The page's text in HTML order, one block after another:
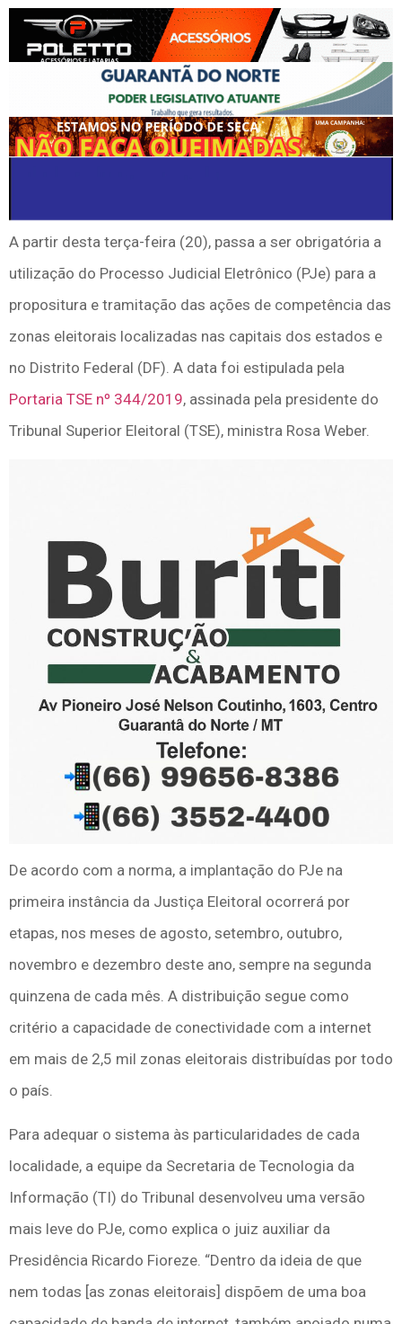
A partir desta terça-feira (20), passa a ser obrigatória a
utilização do Processo Judicial Eletrônico (PJe) para a
propositura e tramitação das ações de competência das
zonas eleitorais localizadas nas capitais dos estados e
no Distrito Federal (DF). A data foi estipulada pela
Portaria TSE nº 344/2019, assinada pela presidente do
Tribunal Superior Eleitoral (TSE), ministra Rosa Weber.
De acordo com a norma, a implantação do PJe na
primeira instância da Justiça Eleitoral ocorrerá por
etapas, nos meses de agosto, setembro, outubro,
novembro e dezembro deste ano, sempre na segunda
quinzena de cada mês. A distribuição segue como
critério a capacidade de conectividade com a internet
em mais de 2,5 mil zonas eleitorais distribuídas por todo
o país.
Para adequar o sistema às particularidades de cada
localidade, a equipe da Secretaria de Tecnologia da
Informação (TI) do Tribunal desenvolveu uma versão
mais leve do PJe, como explica o juiz auxiliar da
Presidência Ricardo Fioreze. “Dentro da ideia de que
nem todas [as zonas eleitorais] dispõem de uma boa